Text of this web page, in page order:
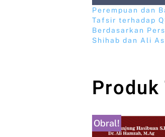
Perempuan dan
Tafsir terhadap
Berdasarkan
Shihab dan Ali
Obral!